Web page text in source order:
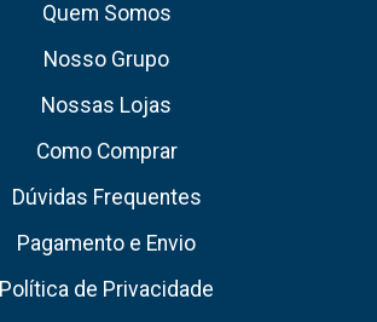
Quem Somos
Nosso Grupo
Nossas Lojas
Como Comprar
Dúvidas Frequentes
Pagamento e Envio
Política de Privacidade